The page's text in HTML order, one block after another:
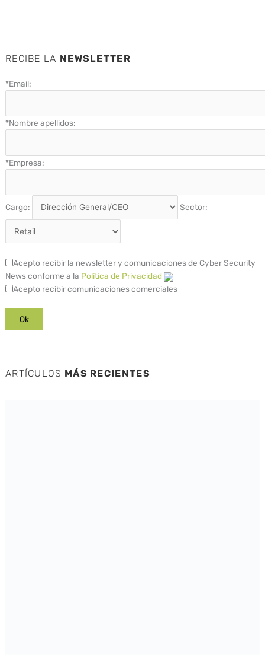
RECIBE LA NEWSLETTER
*Email:
*Nombre apellidos:
*Empresa:
Cargo: Sector:
Acepto recibir la newsletter y comunicaciones de Cyber Security
News conforme a la Política de Privacidad
Acepto recibir comunicaciones comerciales
ARTÍCULOS MÁS RECIENTES